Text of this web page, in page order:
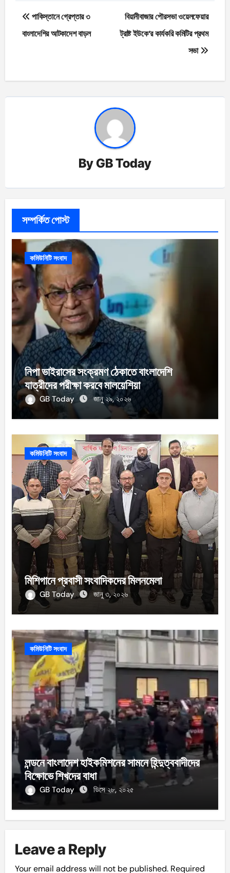
Post
navigation
পাকিস্তানে গ্রেপ্তার ৩
বাংলাদেশির আটকাদেশ বাড়ল
বিয়ানীবাজার পৌরসভা ওয়েলফেয়ার
ট্রাষ্ট ইউকে‘র কার্যকরি কমিটির প্রথম
সভা
ByGB Today
সম্পর্কিত পোস্ট
কমিউনিটি সংবাদ
নিপা ভাইরাসের সংক্রমণ ঠেকাতে বাংলাদেশি
যাত্রীদের পরীক্ষা করবে মালয়েশিয়া
GB Today জানু ২৯, ২০২৬
কমিউনিটি সংবাদ
মিশিগানে প্রবাসী সংবাদিকদের মিলনমেলা
GB Today জানু ৩, ২০২৬
কমিউনিটি সংবাদ
লন্ডনে বাংলাদেশ হাইকমিশনের সামনে হিন্দুত্ববাদীদের
বিক্ষোভে শিখদের বাধা
GB Today ডিসে ২৮, ২০২৫
Leave a Reply
Your email address will not be published. Required